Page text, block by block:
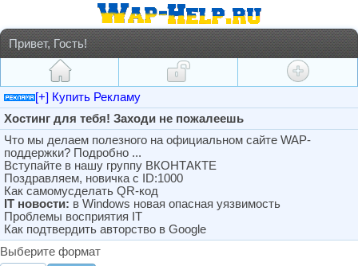
Привет, Гость!
[+] Купить Рекламу
Хостинг для тебя! Заходи не пожалеешь
Что мы делаем полезного на официальном сайте WAP-
поддержки? Подробно ...
Вступайте в нашу группу ВКОНТАКТЕ
Поздравляем, новичка с ID:1000
Как самомусделать QR-код
IT новости: в Windows новая опасная уязвимость
Проблемы восприятия IT
Как подтвердить авторство в Google
Выберите формат